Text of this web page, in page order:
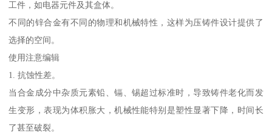
工件，如电器元件及其盒体。
不同的锌合金有不同的物理和机械特性，这样为压铸件设计提供了
选择的空间。
使用注意编辑
1. 抗蚀性差。
当合金成分中杂质元素铅、镉、锡超过标准时，导致铸件老化而发
生变形，表现为体积胀大，机械性能特别是塑性显著下降，时间长
了甚至破裂。